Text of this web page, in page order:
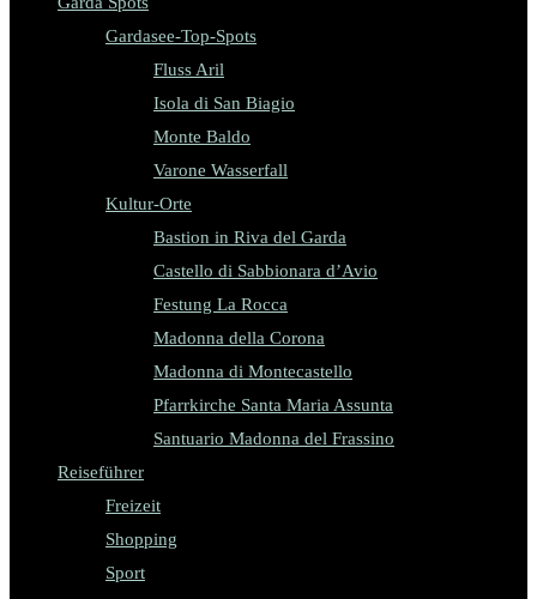
Gardasee-Top-Spots
Fluss Aril
Isola di San Biagio
Monte Baldo
Varone Wasserfall
Kultur-Orte
Bastion in Riva del Garda
Castello di Sabbionara d’Avio
Festung La Rocca
Madonna della Corona
Madonna di Montecastello
Pfarrkirche Santa Maria Assunta
Santuario Madonna del Frassino
Reiseführer
Freizeit
Shopping
Sport